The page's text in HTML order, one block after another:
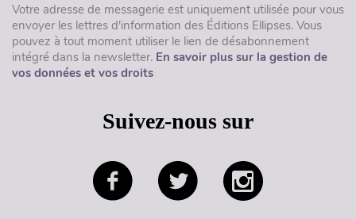
Votre adresse de messagerie est uniquement utilisée pour vous
envoyer les lettres d'information des Éditions Ellipses. Vous
pouvez à tout moment utiliser le lien de désabonnement
intégré dans la newsletter. En savoir plus sur la gestion de
vos données et vos droits
Suivez-nous sur